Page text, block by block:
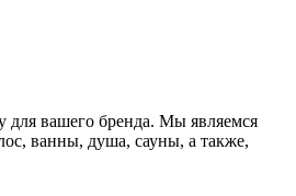
для вашего бренда. Мы являемся
ванны, душа, сауны, а также,